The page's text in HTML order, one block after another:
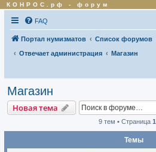
КОНРОС.рф - форум
FAQ
Портал нумизматов Список форумов
Отвечает администрация
Магазин
Магазин
Новая тема
9 тем • Страница 1
Темы